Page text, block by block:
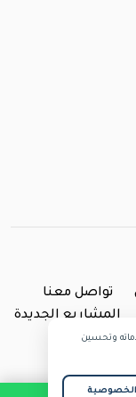
تواصل معنا
المشاريع الجديدة
وتحسين